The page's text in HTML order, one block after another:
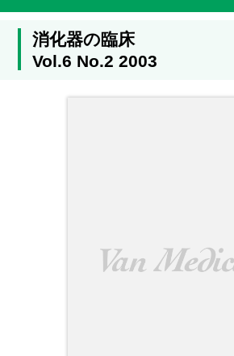
消化器の臨床
Vol.6 No.2 2003